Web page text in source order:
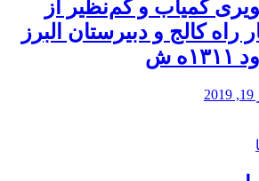
کمیاب و کم‌نظیر از
راه كالج و دبيرستان البرز
ش